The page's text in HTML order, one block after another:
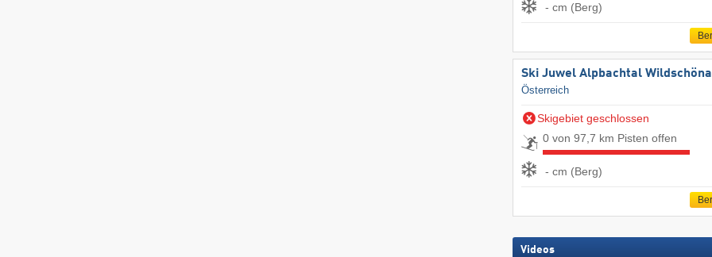
- cm (Berg)
Ski Juwel Alpbachtal
Österreich
Skigebiet geschlossen
0 von 97,7 km Pisten offen
- cm (Berg)
Videos